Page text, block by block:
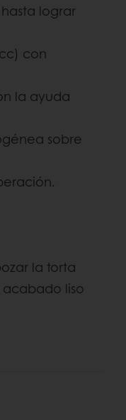
lograr
con
la ayuda
sobre
la torta
liso